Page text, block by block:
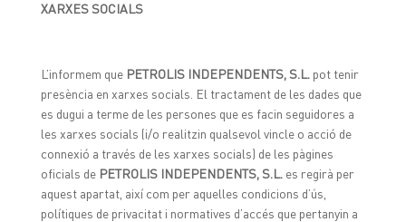
XARXES SOCIALS
L’informem que PETROLIS INDEPENDENTS, S.L. pot tenir
presència en xarxes socials. El tractament de les dades que
es dugui a terme de les persones que es facin seguidores a
les xarxes socials (i/o realitzin qualsevol vincle o acció de
connexió a través de les xarxes socials) de les pàgines
oficials de PETROLIS INDEPENDENTS, S.L.es regirà per
aquest apartat, així com per aquelles condicions d’ús,
polítiques de privacitat i normatives d’accés que pertanyin a